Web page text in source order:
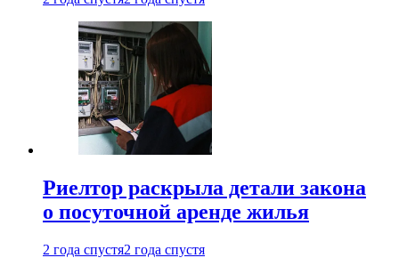
Риелтор раскрыла детали закона
о посуточной аренде жилья
2 года спустя2 года спустя